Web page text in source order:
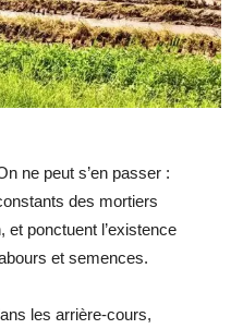
ne peut s’en passer :
des mortiers
et ponctuent l’existence
et semences.
les arrière-cours,